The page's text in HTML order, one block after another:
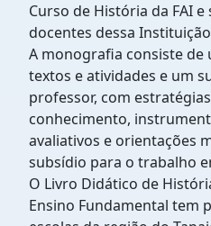
Curso de História da FAI
docentes dessa
A monografia consiste de
textos e atividades e um
professor, com
conhecimento,
avaliativos e orientações
subsídio para o trabalho
O Livro Didático de
Ensino Fundamental tem